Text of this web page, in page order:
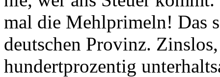
mal die Mehlprimeln! Das
deutschen Provinz.
hundertprozentig